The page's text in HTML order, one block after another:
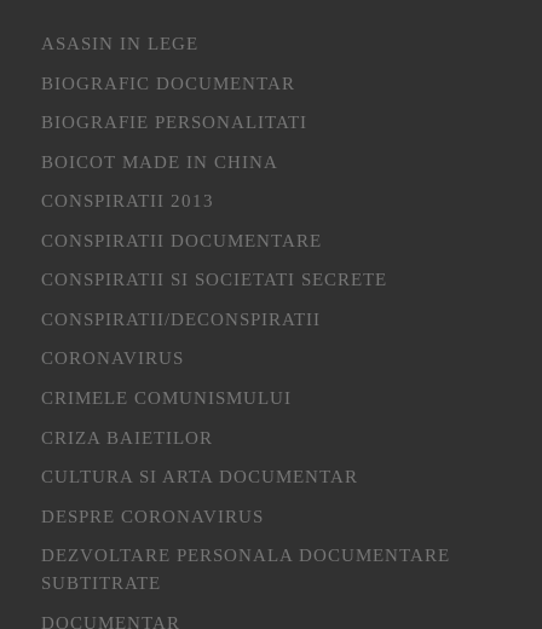
ASASIN IN LEGE
BIOGRAFIC DOCUMENTAR
BIOGRAFIE PERSONALITATI
BOICOT MADE IN CHINA
CONSPIRATII 2013
CONSPIRATII DOCUMENTARE
CONSPIRATII SI SOCIETATI SECRETE
CONSPIRATII/DECONSPIRATII
CORONAVIRUS
CRIMELE COMUNISMULUI
CRIZA BAIETILOR
CULTURA SI ARTA DOCUMENTAR
DESPRE CORONAVIRUS
DEZVOLTARE PERSONALA DOCUMENTARE
SUBTITRATE
DOCUMENTAR